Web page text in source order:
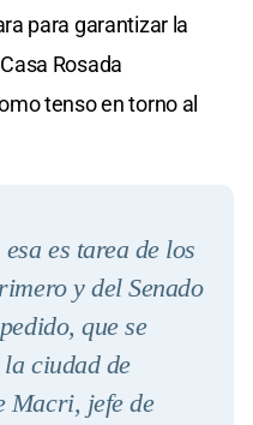
para garantizar la
Rosada
tenso en torno al
es tarea de los
y del Senado
que se
ciudad de
Macri, jefe de